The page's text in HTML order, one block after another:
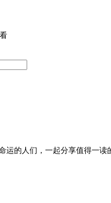
运的人们，一起分享值得一读